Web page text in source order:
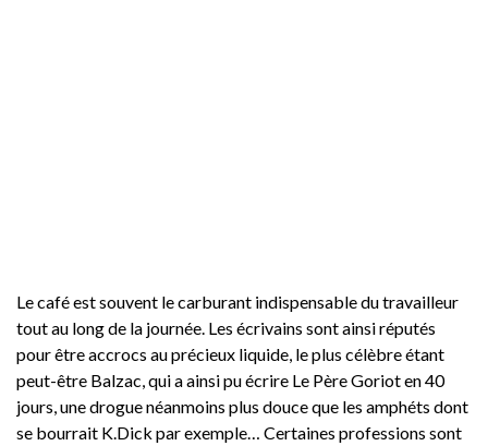
Le café est souvent le carburant indispensable du travailleur
tout au long de la journée. Les écrivains sont ainsi réputés
pour être accrocs au précieux liquide, le plus célèbre étant
peut-être Balzac, qui a ainsi pu écrire Le Père Goriot en 40
jours, une drogue néanmoins plus douce que les amphéts dont
se bourrait K.Dick par exemple… Certaines professions sont